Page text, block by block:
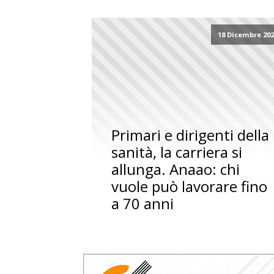
18 Dicembre
Primari e dirigenti della
sanità, la carriera si
allunga. Anaao: chi
vuole può lavorare fino
a 70 anni